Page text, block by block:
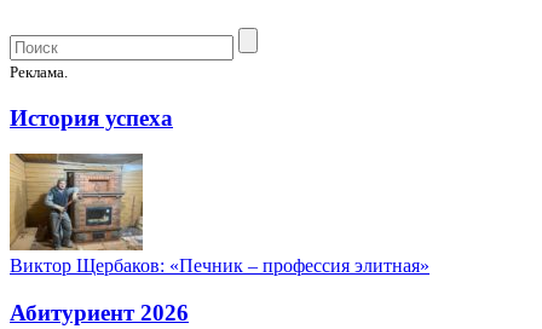
Реклама.
История успеха
Виктор Щербаков: «Печник – профессия элитная»
Абитуриент 2026